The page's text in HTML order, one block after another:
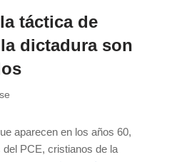
táctica de
dictadura son
aparecen en los años 60,
PCE, cristianos de la